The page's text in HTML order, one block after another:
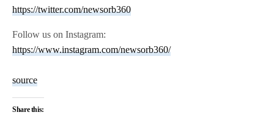
https://twitter.com/newsorb360
Follow us on Instagram:
https://www.instagram.com/newsorb360/
source
Share this: